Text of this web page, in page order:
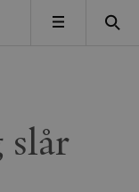
MENY
slår